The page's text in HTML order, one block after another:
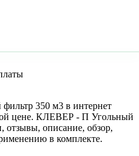
350 м3 в интернет
цене. КЛЕВЕР - П Угольный
отзывы, описание, обзор,
в комплекте.